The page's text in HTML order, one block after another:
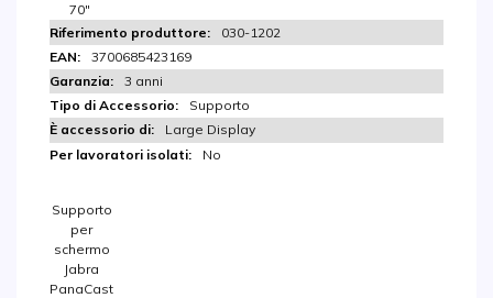
70″
030-1202
3700685423169
3 anni
Supporto
Large Display
No
Supporto
per
schermo
Jabra
PanaCast